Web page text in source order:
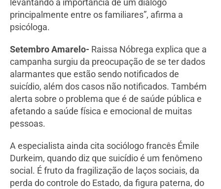
levantando a importância de um diálogo
principalmente entre os familiares”, afirma a
psicóloga.
Setembro Amarelo- Raissa Nóbrega explica que a
campanha surgiu da preocupação de se ter dados
alarmantes que estão sendo notificados de
suicídio, além dos casos não notificados. Também
alerta sobre o problema que é de saúde pública e
afetando a saúde física e emocional de muitas
pessoas.
A especialista ainda cita sociólogo francês Émile
Durkeim, quando diz que suicídio é um fenômeno
social. É fruto da fragilização de laços sociais, da
perda do controle do Estado, da figura paterna, do